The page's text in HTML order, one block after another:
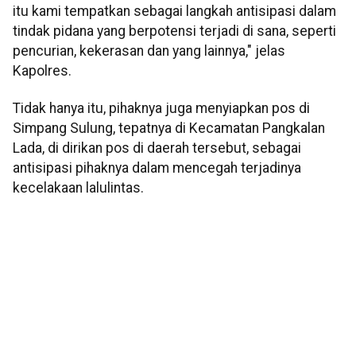
itu kami tempatkan sebagai langkah antisipasi dalam
tindak pidana yang berpotensi terjadi di sana, seperti
pencurian, kekerasan dan yang lainnya," jelas
Kapolres.
Tidak hanya itu, pihaknya juga menyiapkan pos di
Simpang Sulung, tepatnya di Kecamatan Pangkalan
Lada, di dirikan pos di daerah tersebut, sebagai
antisipasi pihaknya dalam mencegah terjadinya
kecelakaan lalulintas.